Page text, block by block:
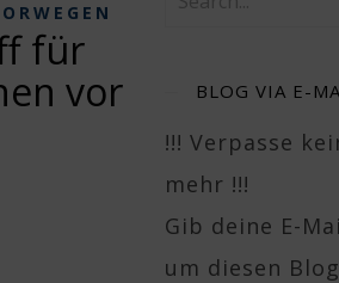
für
vor
BLOG VIA E-
!!! Verpasse
mehr !!!
Gib deine E-
um diesen